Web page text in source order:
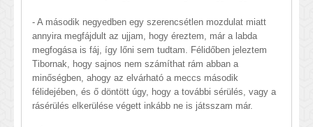
- A második negyedben egy szerencsétlen mozdulat miatt
annyira megfájdult az ujjam, hogy éreztem, már a labda
megfogása is fáj, így lőni sem tudtam. Félidőben jeleztem
Tibornak, hogy sajnos nem számíthat rám abban a
minőségben, ahogy az elvárható a meccs második
félidejében, és ő döntött úgy, hogy a további sérülés, vagy a
rásérülés elkerülése végett inkább ne is játsszam már.